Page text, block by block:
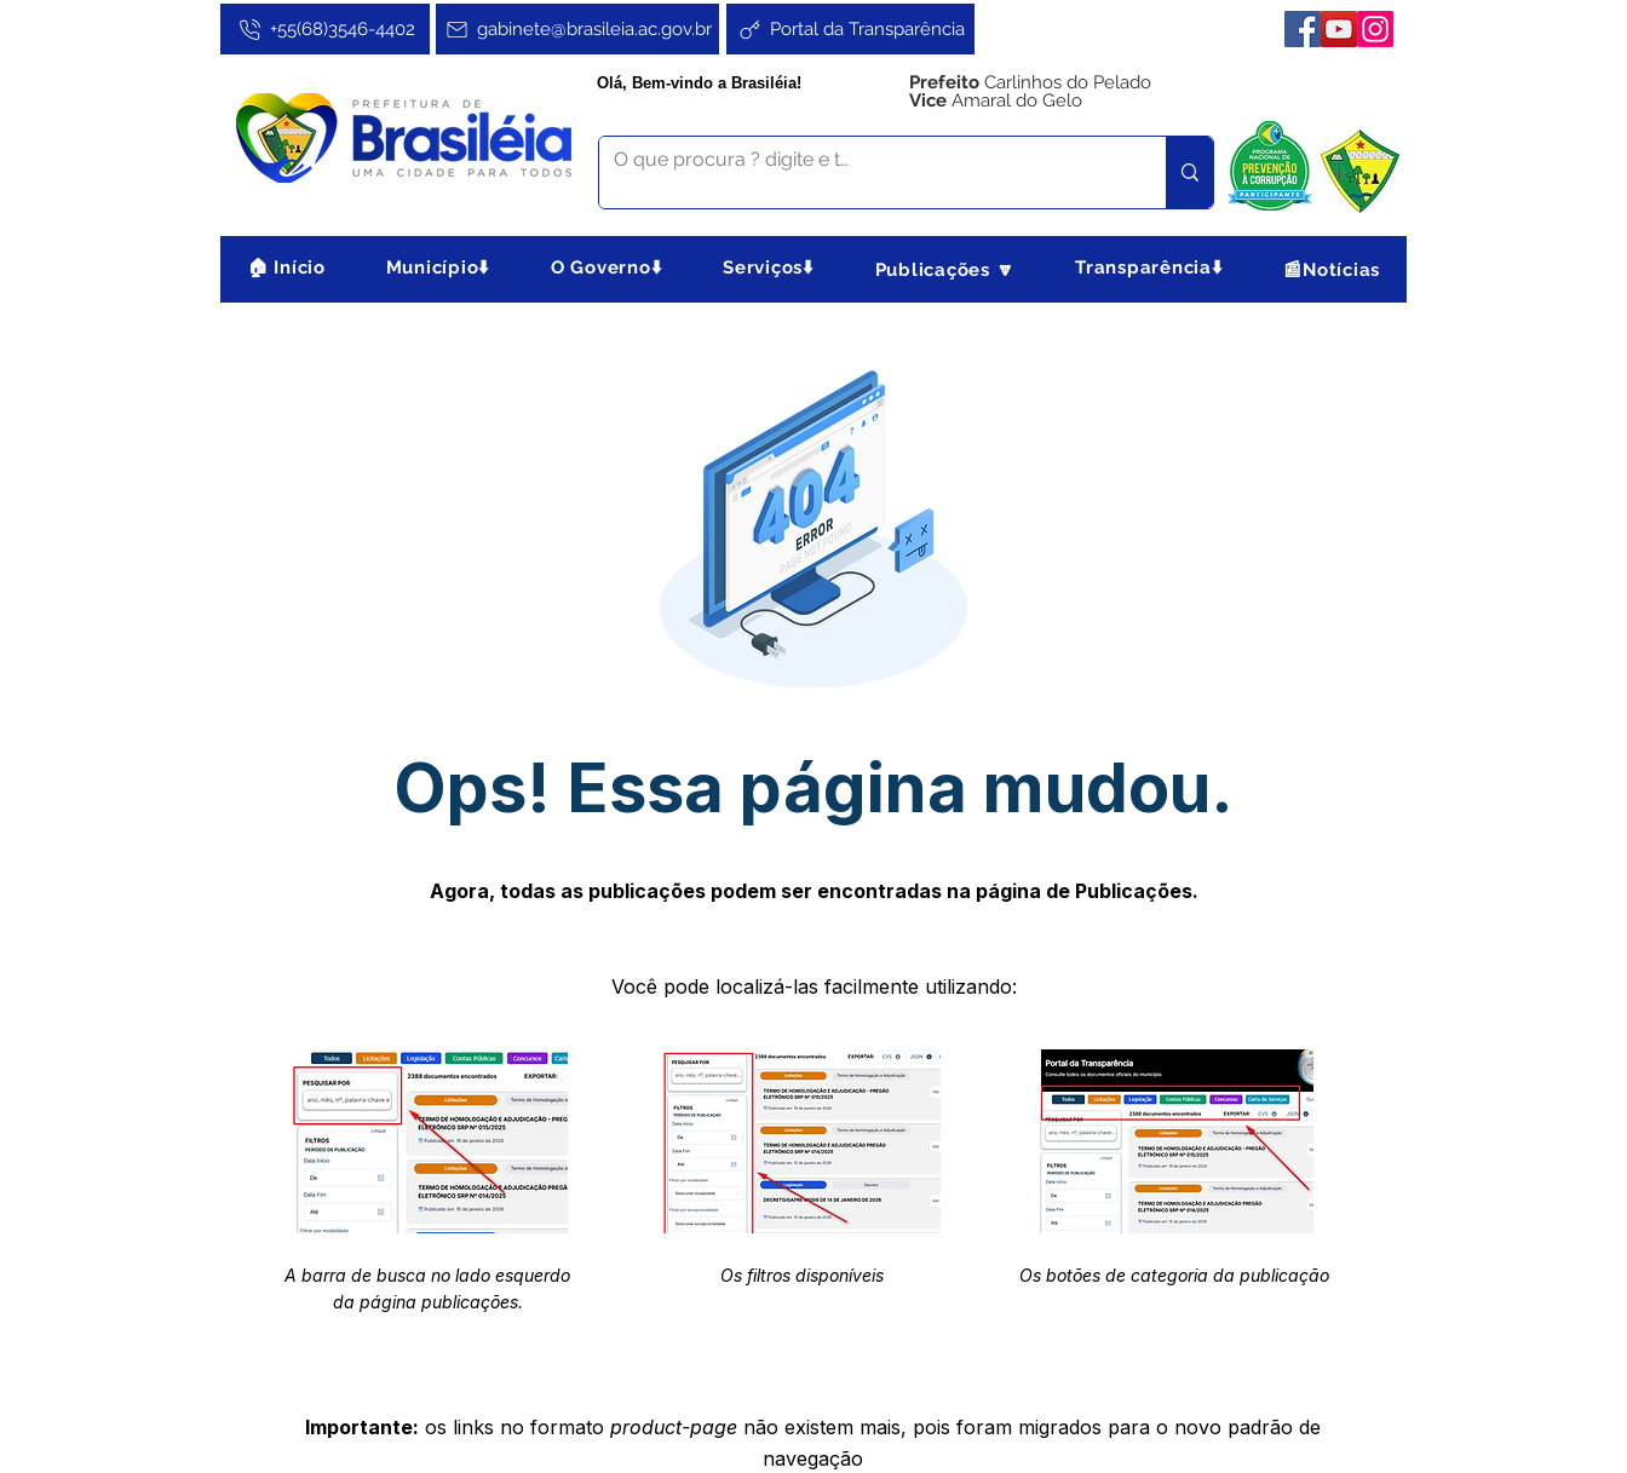
Portal da Transparência
gabinete@brasileia.ac.gov.br
+55(68)3546-4402
Olá, Bem-vindo a Brasiléia! Prefeito Carlinhos do Pelado
Vice Amaral do Gelo
🏠 Início Município⬇️ O Governo⬇️ Serviços⬇️ Publicações 🔽 Transparência⬇️ 📰Notícias
Ops! Essa página mudou.
Agora, todas as publicações podem ser encontradas na página de Publicações.
Você pode localizá-las facilmente utilizando:
A barra de busca no lado esquerdo
da página publicações.
Os filtros disponíveis Os botões de categoria da publicação
Importante: os links no formato product-page não existem mais, pois foram migrados para o novo padrão de
navegação